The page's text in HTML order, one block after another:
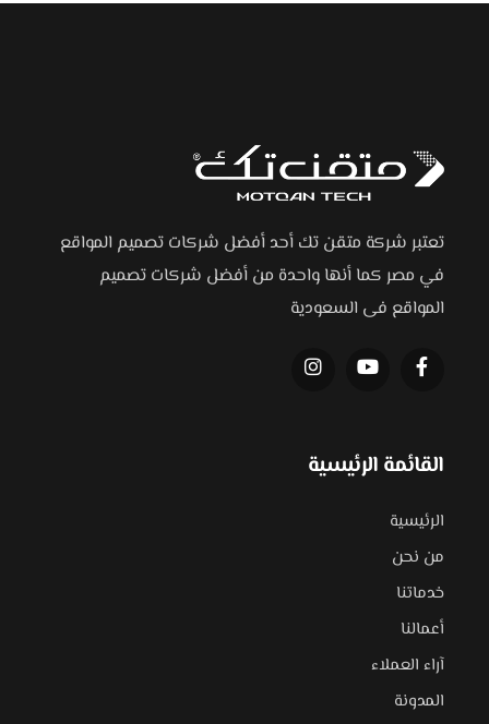
تعتبر شركة متقن تك أحد أفضل شركات تصميم المواقع
في مصر كما أنها واحدة من أفضل شركات تصميم
المواقع فى السعودية
القائمة الرئيسية
الرئيسية
من نحن
خدماتنا
أعمالنا
آراء العملاء
المدونة